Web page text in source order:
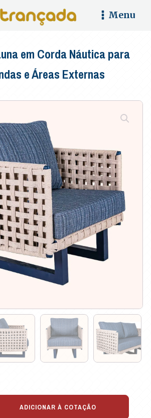
Menu
em Corda Náutica para
e Áreas Externas
ADICIONAR À COTAÇÃO